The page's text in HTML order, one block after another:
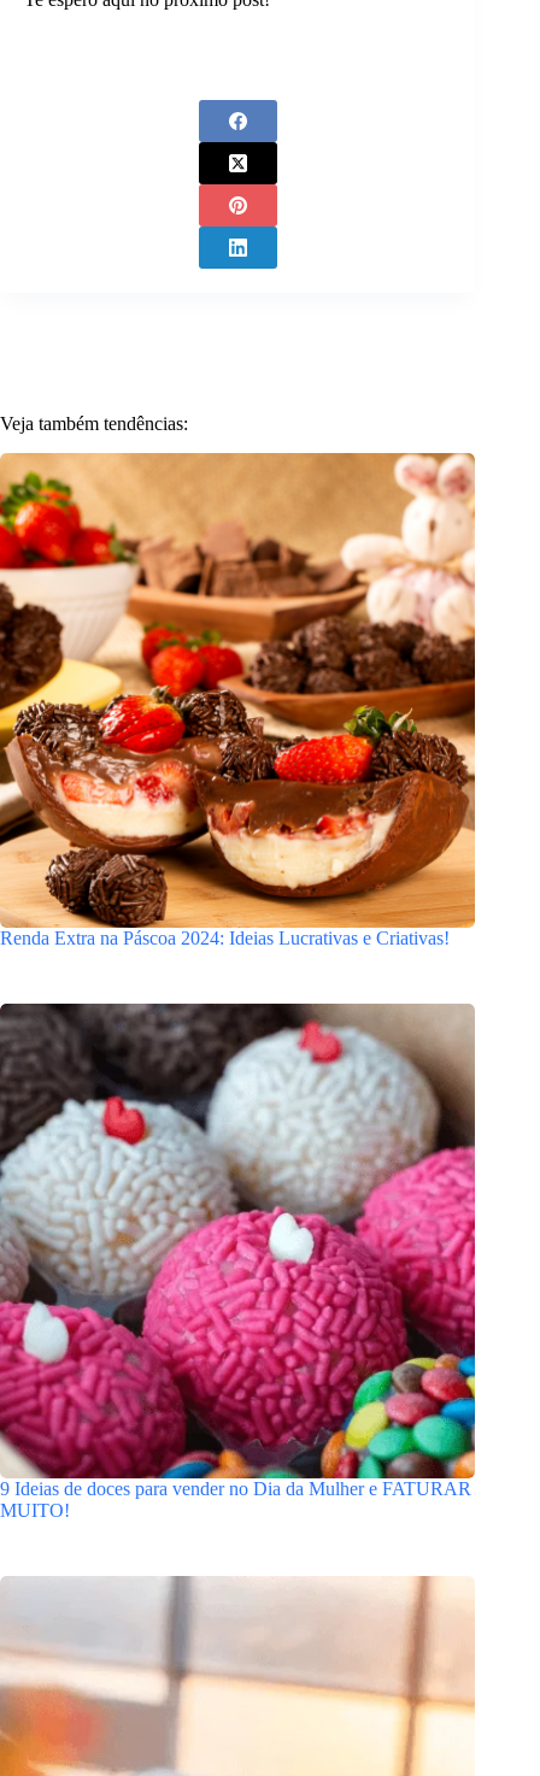
Veja também tendências:
Renda Extra na Páscoa 2024: Ideias Lucrativas e Criativas!
9 Ideias de doces para vender no Dia da Mulher e FATURAR
MUITO!